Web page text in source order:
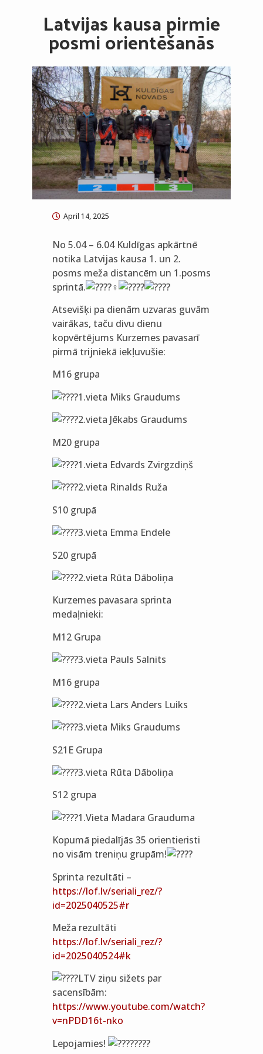
Latvijas kausa pirmie
posmi orientēšanās
April 14, 2025
No 5.04 – 6.04 Kuldīgas apkārtnē
notika Latvijas kausa 1. un 2.
posms meža distancēm un 1.posms
sprintā.
Atsevišķi pa dienām uzvaras guvām
vairākas, taču divu dienu
kopvērtējums Kurzemes pavasarī
pirmā trijniekā iekļuvušie:
M16 grupa
1.vieta Miks Graudums
2.vieta Jēkabs Graudums
M20 grupa
1.vieta Edvards Zvirgzdiņš
2.vieta Rinalds Ruža
S10 grupā
3.vieta Emma Endele
S20 grupā
2.vieta Rūta Dāboliņa
Kurzemes pavasara sprinta
medaļnieki:
M12 Grupa
3.vieta Pauls Salnits
M16 grupa
2.vieta Lars Anders Luiks
3.vieta Miks Graudums
S21E Grupa
3.vieta Rūta Dāboliņa
S12 grupa
1.Vieta Madara Grauduma
Kopumā piedalījās 35 orientieristi
no visām treniņu grupām!
Sprinta rezultāti –
https://lof.lv/seriali_rez/?
id=2025040525#r
Meža rezultāti
https://lof.lv/seriali_rez/?
id=2025040524#k
LTV ziņu sižets par
sacensībām:
https://www.youtube.com/watch?
v=nPDD16t-nko
Lepojamies!